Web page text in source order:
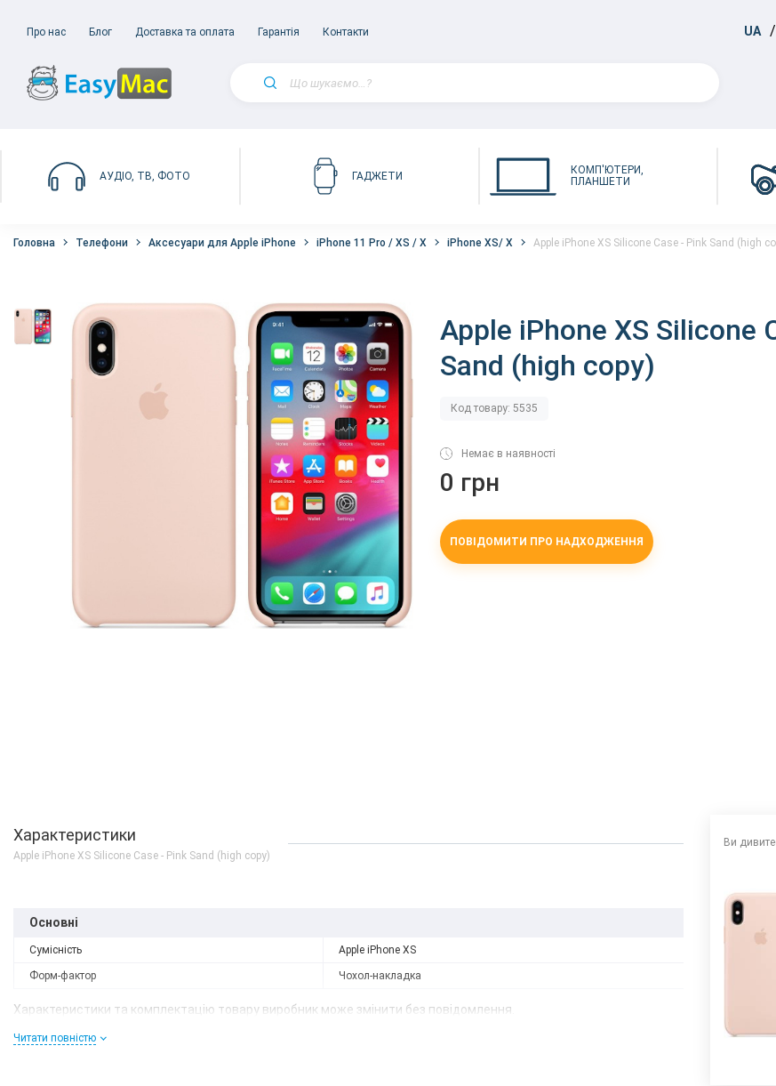
Про нас Блог Доставка та оплата Гарантія Контакти UA
АУДІО, ТВ, ФОТО ГАДЖЕТИ
КОМП'ЮТЕРИ,
ПЛАНШЕТИ
Головна Телефони Аксесуари для Apple iPhone iPhone 11 Pro / XS / X iPhone XS/ X Apple iPhone XS Silicone Case - Pink Sand (high
Apple iPhone XS Silicone
Sand (high copy)
Код товару: 5535
Немає в наявності
0 грн
ПОВІДОМИТИ ПРО НАДХОДЖЕННЯ
Характеристики
Apple iPhone XS Silicone Case - Pink Sand (high copy)
Основні
Сумісність Apple iPhone XS
Форм-фактор Чохол-накладка
Характеристики та комплектацію товару виробник може змінити без повідомлення.
Читати повністю
Ви